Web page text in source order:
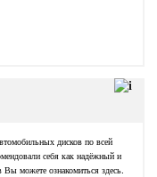
дисков по всей
себя как надёжный и
можете ознакомиться здесь.